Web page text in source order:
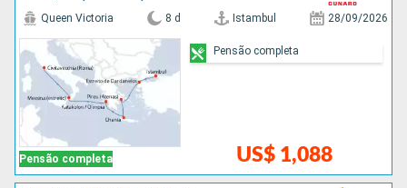
Pensão completa
Queen Victoria 8 d Istambul 28/09/2026
US$ 1,088
Pensão completa